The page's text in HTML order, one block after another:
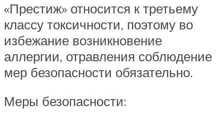
«Престиж» относится к третьему
классу токсичности, поэтому во
избежание возникновение
аллергии, отравления соблюдение
мер безопасности обязательно.
Меры безопасности: